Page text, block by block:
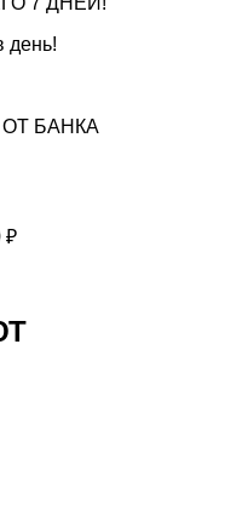
день!
БАНКА
₽